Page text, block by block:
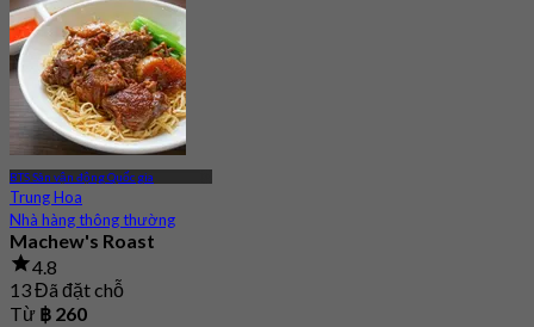
BTS Sân vận động Quốc gia
Trung Hoa
Nhà hàng thông thường
Machew's Roast
4.8
13 Đã đặt chỗ
Từ ฿ 260